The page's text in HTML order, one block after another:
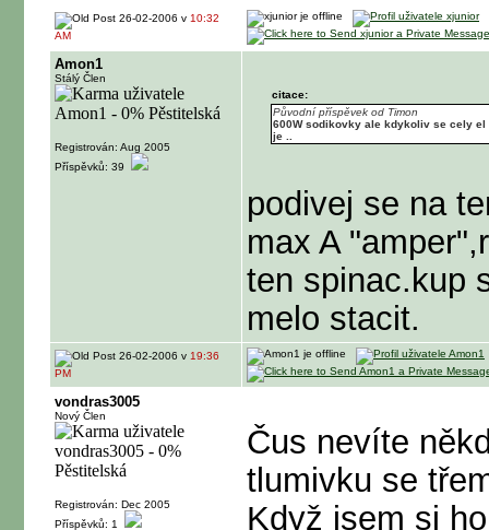
26-02-2006 v 10:32
AM
Amon1
Stálý Člen
Registrován: Aug 2005
Příspěvků: 39
citace:
Původní příspěvek od Timon
600W sodikovky ale kdykoliv se cely el
je ..
podivej se na
max A
ten spinac.kup
melo stacit.
26-02-2006 v 19:36
PM
vondras3005
Nový Člen
Registrován: Dec 2005
Příspěvků: 1
Čus nevíte
tlumivku se
Když jsem si